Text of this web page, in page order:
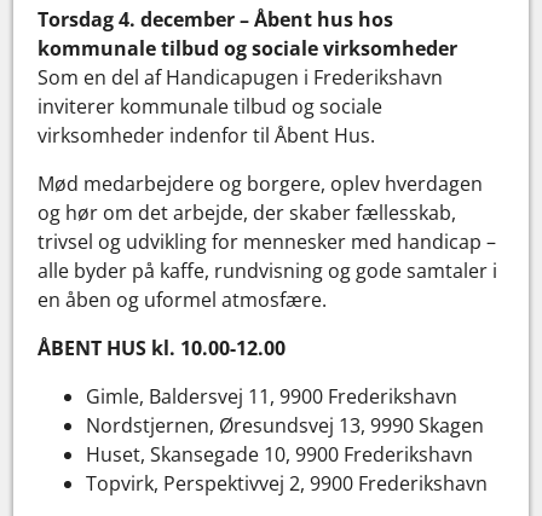
Torsdag 4. december – Åbent hus hos
kommunale tilbud og sociale virksomheder
Som en del af Handicapugen i Frederikshavn
inviterer kommunale tilbud og sociale
virksomheder indenfor til Åbent Hus.
Mød medarbejdere og borgere, oplev hverdagen
og hør om det arbejde, der skaber fællesskab,
trivsel og udvikling for mennesker med handicap –
alle byder på kaffe, rundvisning og gode samtaler i
en åben og uformel atmosfære.
ÅBENT HUS kl. 10.00-12.00
Gimle, Baldersvej 11, 9900 Frederikshavn
Nordstjernen, Øresundsvej 13, 9990 Skagen
Huset, Skansegade 10, 9900 Frederikshavn
Topvirk, Perspektivvej 2, 9900 Frederikshavn